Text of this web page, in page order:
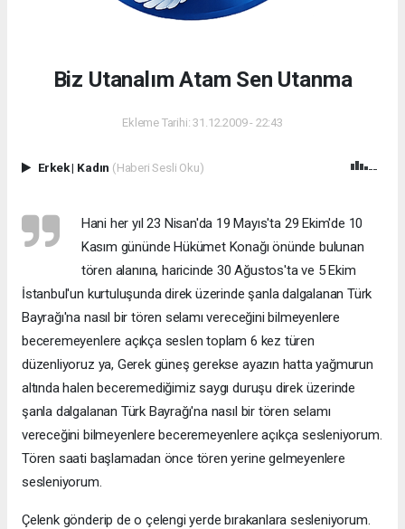
Biz Utanalım Atam Sen Utanma
Ekleme Tarihi: 31.12.2009 - 22:43
Erkek| Kadın (Haberi Sesli Oku)
Hani her yıl 23 Nisan'da 19 Mayıs'ta 29 Ekim'de 10
Kasım gününde Hükümet Konağı önünde bulunan
tören alanına, haricinde 30 Ağustos'ta ve 5 Ekim
İstanbul'un kurtuluşunda direk üzerinde şanla dalgalanan Türk
Bayrağı'na nasıl bir tören selamı vereceğini bilmeyenlere
beceremeyenlere açıkça seslen toplam 6 kez türen
düzenliyoruz ya, Gerek güneş gerekse ayazın hatta yağmurun
altında halen beceremediğimiz saygı duruşu direk üzerinde
şanla dalgalanan Türk Bayrağı'na nasıl bir tören selamı
vereceğini bilmeyenlere beceremeyenlere açıkça sesleniyorum.
Tören saati başlamadan önce tören yerine gelmeyenlere
sesleniyorum.
Çelenk gönderip de o çelengi yerde bırakanlara sesleniyorum.